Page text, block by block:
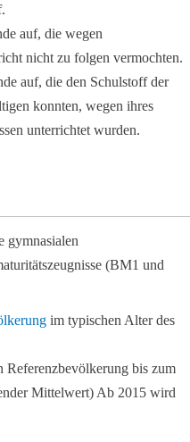
auf, die wegen
nicht zu folgen vermochten.
auf, die den Schulstoff der
konnten, wegen ihres
unterrichtet wurden.
gymnasialen
(BM1 und
im typischen Alter des
bis zum
Mittelwert) Ab 2015 wird